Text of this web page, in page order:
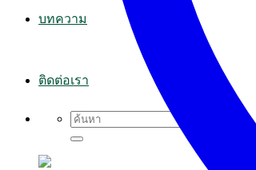
บทความ
ติดต่อเรา
Search
for: